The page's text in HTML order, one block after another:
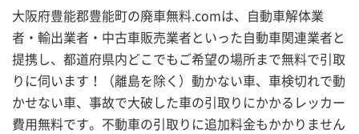
大阪府豊能郡豊能町の廃車無料.comは、自動車解体業
者・輸出業者・中古車販売業者といった自動車関連業者と
提携し、都道府県内どこでもご希望の場所まで無料で引取
りに伺います！（離島を除く）動かない車、車検切れで動
かせない車、事故で大破した車の引取りにかかるレッカー
費用無料です。不動車の引取りに追加料金もかかりません